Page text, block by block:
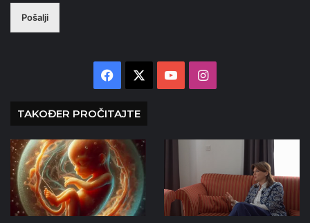
Pošalji
Facebook YouTubeInstagram
TAKOĐER PROČITAJTE